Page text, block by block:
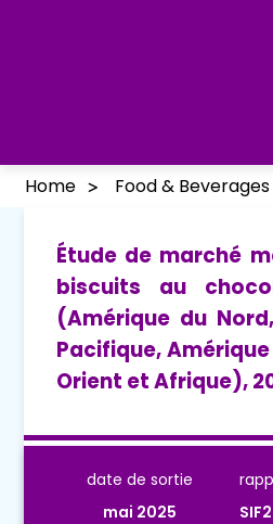
Home Food & Beverages
Étude de marché
biscuits au
(Amérique du
Pacifique,
Orient et Afrique),
date de sortie
mai 2025